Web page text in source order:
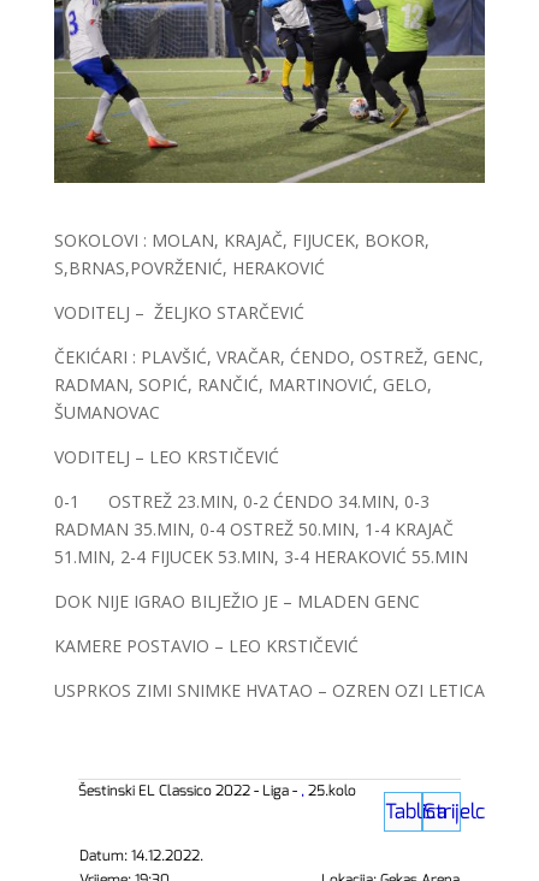
SOKOLOVI : MOLAN, KRAJAČ, FIJUCEK, BOKOR,
S,BRNAS,POVRŽENIĆ, HERAKOVIĆ
VODITELJ – ŽELJKO STARČEVIĆ
ČEKIĆARI : PLAVŠIĆ, VRAČAR, ĆENDO, OSTREŽ, GENC,
RADMAN, SOPIĆ, RANČIĆ, MARTINOVIĆ, GELO,
ŠUMANOVAC
VODITELJ – LEO KRSTIČEVIĆ
0-1 OSTREŽ 23.MIN, 0-2 ĆENDO 34.MIN, 0-3
RADMAN 35.MIN, 0-4 OSTREŽ 50.MIN, 1-4 KRAJAČ
51.MIN, 2-4 FIJUCEK 53.MIN, 3-4 HERAKOVIĆ 55.MIN
DOK NIJE IGRAO BILJEŽIO JE – MLADEN GENC
KAMERE POSTAVIO – LEO KRSTIČEVIĆ
USPRKOS ZIMI SNIMKE HVATAO – OZREN OZI LETICA